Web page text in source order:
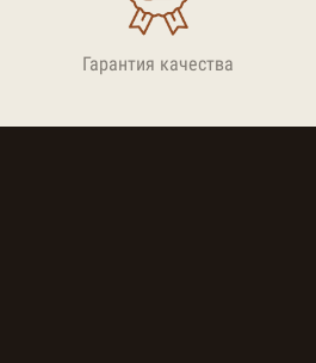
Гарантия качества